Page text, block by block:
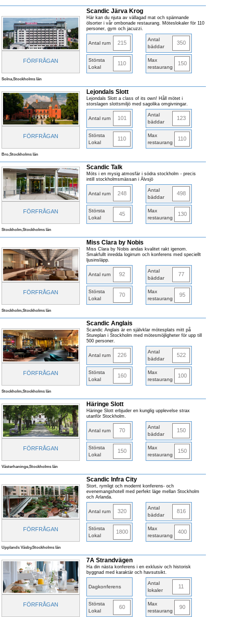
FÖRFRÅGAN
Scandic Järva Krog
Här kan du njuta av vällagad mat och spännande
ölsorter i vår ombonade restaurang. Möteslokaler för 110
personer, gym och jacuzzi.
Antal rum 215
Antal
bäddar
350
Största
Lokal
110
Max
restaurang
150
Solna,Stockholms län
FÖRFRÅGAN
Lejondals Slott
Lejondals Slott a class of its own! Håll mötet i
storslagen slottsmiljö med sagolika omgivningar.
Antal rum 101
Antal
bäddar
123
Största
Lokal
110
Max
restaurang
110
Bro,Stockholms län
FÖRFRÅGAN
Scandic Talk
Möts i en mysig atmosfär i södra stockholm - precis
intill stockholmsmässan i Älvsjö
Antal rum 248
Antal
bäddar
498
Största
Lokal
45
Max
restaurang
130
Stockholm,Stockholms län
FÖRFRÅGAN
Miss Clara by Nobis
Miss Clara by Nobis andas kvalitet rakt igenom.
Smakfullt inredda logirrum och konferens med speciellt
ljusinsläpp.
Antal rum 92
Antal
bäddar
77
Största
Lokal
70
Max
restaurang
95
Stockholm,Stockholms län
FÖRFRÅGAN
Scandic Anglais
Scandic Anglais är en självklar mötesplats mitt på
Stureplan i Stockholm med mötesmöjligheter för upp till
500 personer.
Antal rum 226
Antal
bäddar
522
Största
Lokal
160
Max
restaurang
100
Stockholm,Stockholms län
FÖRFRÅGAN
Häringe Slott
Häringe Slott erbjuder en kunglig upplevelse strax
utanför Stockholm.
Antal rum 70
Antal
bäddar
150
Största
Lokal
150
Max
restaurang
150
Västerhaninge,Stockholms län
FÖRFRÅGAN
Scandic Infra City
Stort, rymligt och modernt konferens- och
evenemangshotell med perfekt läge mellan Stockholm
och Arlanda.
Antal rum 320
Antal
bäddar
816
Största
Lokal
1800
Max
restaurang
400
Upplands Väsby,Stockholms län
FÖRFRÅGAN
7A Strandvägen
Ha din nästa konferens i en exklusiv och historisk
byggnad med karaktär och havsutsikt.
Dagkonferens
Antal
lokaler
11
Största
Lokal
60
Max
restaurang
90